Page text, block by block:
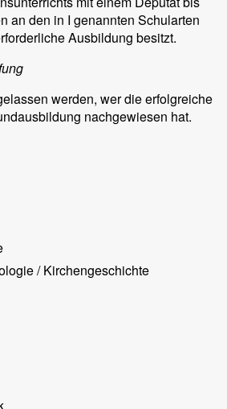
an den in I genannten Schularten
Ausbildung besitzt.
werden, wer die erfolgreiche
nachgewiesen hat.
/ Kirchengeschichte